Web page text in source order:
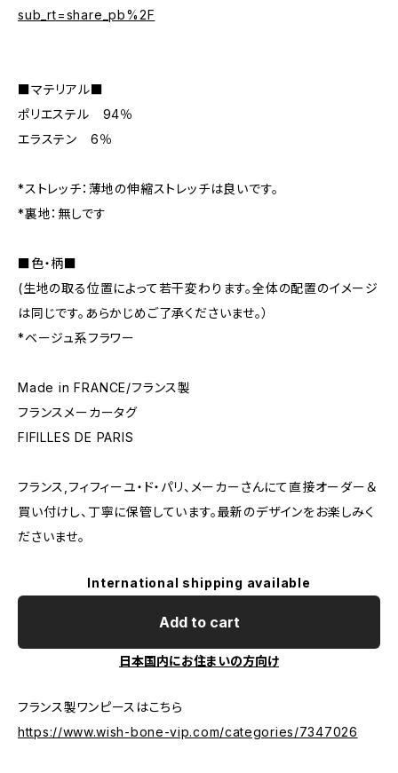
sub_rt=share_pb%2F
■マテリアル■
ポリエステル 94％
エラステン 6％
*ストレッチ：薄地の伸縮ストレッチは良いです。
*裏地：無しです
■色・柄■
(生地の取る位置によって若干変わります。全体の配置のイメージ
は同じです。あらかじめご了承くださいませ。）
*ベージュ系フラワー
Made in FRANCE/フランス製
フランスメーカータグ
FIFILLES DE PARIS
フランス,フィフィーユ・ド・パリ、メーカーさんにて直接オーダー＆
買い付けし、丁寧に保管しています。最新のデザインをお楽しみく
ださいませ。
International shipping available
Add to cart
日本国内にお住まいの方向け
フランス製ワンピースはこちら
https://www.wish-bone-vip.com/categories/7347026